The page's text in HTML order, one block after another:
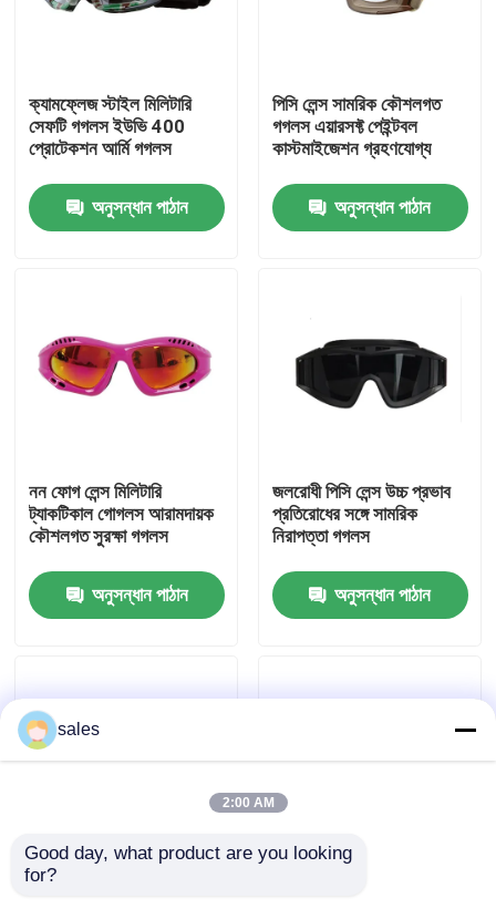
পণ্য
যোগাযোগ করুন
খবর
উদ্ধৃতির জন্য আবেদন
ক্যামফ্লেজ স্টাইল মিলিটারি
সেফটি গগলস ইউভি 400
প্রোটেকশন আর্মি গগলস
অনুসন্ধান পাঠান
পিসি লেন্স সামরিক কৌশলগত
গগলস এয়ারসফ্ট পেইন্টবল
কাস্টমাইজেশন গ্রহণযোগ্য
অনুসন্ধান পাঠান
নন ফোগ লেন্স মিলিটারি
ট্যাকটিকাল গোগলস আরামদায়ক
কৌশলগত সুরক্ষা গগলস
অনুসন্ধান পাঠান
জলরোধী পিসি লেন্স উচ্চ প্রভাব
প্রতিরোধের সঙ্গে সামরিক
নিরাপত্তা গগলস
অনুসন্ধান পাঠান
লাইটওয়েট সামরিক নিরাপত্তা
sales
2:00 AM
Good day, what product are you looking
for?